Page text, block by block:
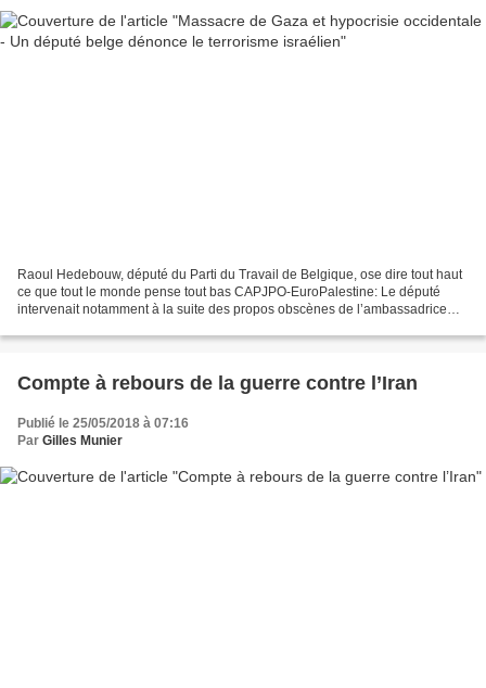
Raoul Hedebouw, député du Parti du Travail de Belgique, ose dire tout haut
ce que tout le monde pense tout bas CAPJPO-EuroPalestine: Le député
intervenait notamment à la suite des propos obscènes de l’ambassadrice
Compte à rebours de la guerre contre l’Iran
Publié le 25/05/2018 à 07:16
Par Gilles Munier